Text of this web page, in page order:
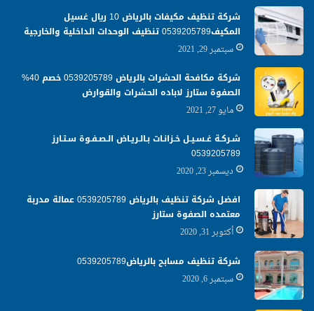
شركة تنظيف مكيفات بالرياض 10 ريال غسيل
المكيف0539205789 تنظيف الوحدات الداخلية والخارجية
سبتمبر 29, 2021
شركة مكافحة الحشرات بالرياض 0539205789 خصم 40%
الصفوة ستارز لاباده الحشرات والقوارض
مايو 27, 2021
شـركـة غـسـيـل خـزانـات بـالـريـاض الـصـفـوة سـتـارز
0539205789
ديسمبر 23, 2020
افضل شركة تنظيف بالرياض 0539205789 عمالة مدربة
معتمده الصفوة ستارز
أكتوبر 31, 2020
شركة تنظيف مسابح بالرياض0539205789
سبتمبر 6, 2020